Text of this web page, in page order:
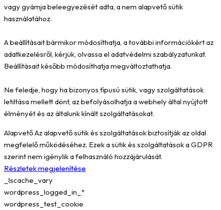
vagy gyámja beleegyezését adta, a nem alapvető sütik
használatához.
A beállításait bármikor módosíthatja, a további információkért az
adatkezelésről, kérjük, olvassa el adatvédelmi szabályzatunkat.
Beállításait később módosíthatja megváltoztathatja.
Ne feledje, hogy ha bizonyos típusú sütik, vagy szolgáltatások
letiltása mellett dönt, az befolyásolhatja a webhely által nyújtott
élményét és az általunk kínált szolgáltatásokat.
AlapvetőAz alapvető sütik és szolgáltatások biztosítják az oldal
megfelelő működéséhez. Ezek a sütik és szolgáltatások a GDPR
szerint nem igénylik a felhasználó hozzájárulását.
Részletek megjelenítése
_lscache_vary
wordpress_logged_in_*
wordpress_test_cookie